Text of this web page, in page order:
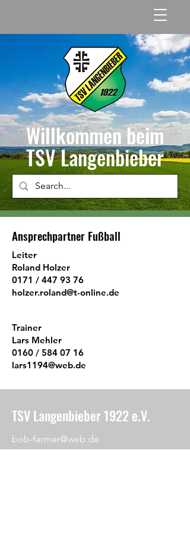
Willkommen beim
TSV Langenbieber
Ansprechpartner Fußball
Leiter
Roland Holzer
0171 / 447 93 76
holzer.roland@t-online.de
​Trainer
Lars Mehler
0160 / 584 07 16
lars1194@web.de
TSV Langenbieber 1922 e.V.
bob-farmer@web.de